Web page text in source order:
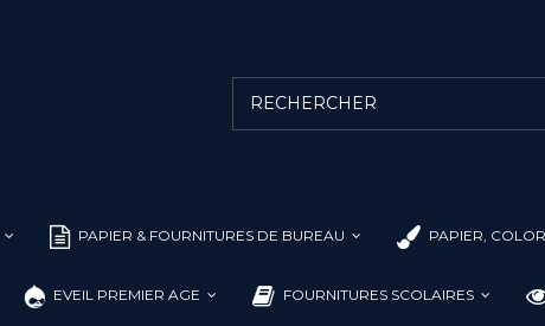
PAPIER & FOURNITURES DE BUREAU PAPIER,
EVEIL PREMIER AGE FOURNITURES SCOLAIRES